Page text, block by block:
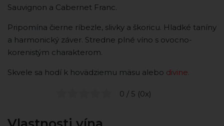
Sauvignon a Cabernet Franc.
Pripomína čierne ríbezle, slivky a škoricu. Hladké taníny
a harmonický záver. Stredne plné víno s ovocno-
korenistým charakterom.
Skvele sa hodí k hovädziemu mäsu alebo divine.
0 / 5 (0x)